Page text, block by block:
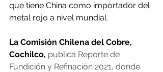
que tiene China como importador del
metal rojo a nivel mundial.
La Comisión Chilena del Cobre,
Cochilco, publica Reporte de
Fundición y Refinación 2021, donde